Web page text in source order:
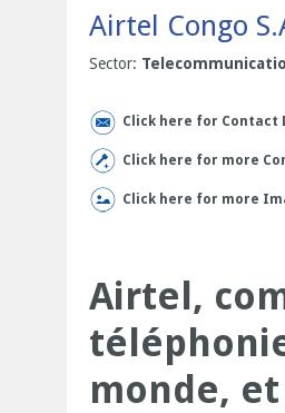
Airtel Congo
Sector:
Click here for Contact
Click here for more
Click here for more
Airtel,
monde,